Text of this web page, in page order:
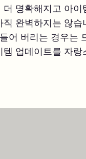
명확해지고 아
완벽하지는 않
어 버리는 경우는
업데이트를 자랑